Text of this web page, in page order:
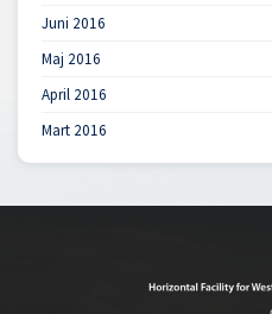
Juni 2016
Maj 2016
April 2016
Mart 2016